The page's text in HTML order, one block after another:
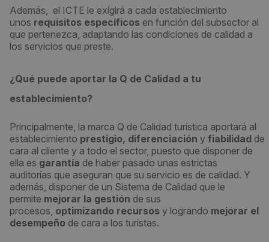
Además, el ICTE le exigirá a cada establecimiento
unos requisitos específicos en función del subsector al
que pertenezca, adaptando las condiciones de calidad a
los servicios que preste.
¿Qué puede aportar la Q de Calidad a tu
establecimiento?
Principalmente, la marca Q de Calidad turística aportará al
establecimiento prestigio, diferenciación y fiabilidad de
cara al cliente y a todo el sector, puesto que disponer de
ella es garantía de haber pasado unas estrictas
auditorías que aseguran que su servicio es de calidad. Y
además, disponer de un Sistema de Calidad que le
permite mejorar la gestión de sus
procesos, optimizando recursos y logrando mejorar el
desempeño de cara a los turistas.